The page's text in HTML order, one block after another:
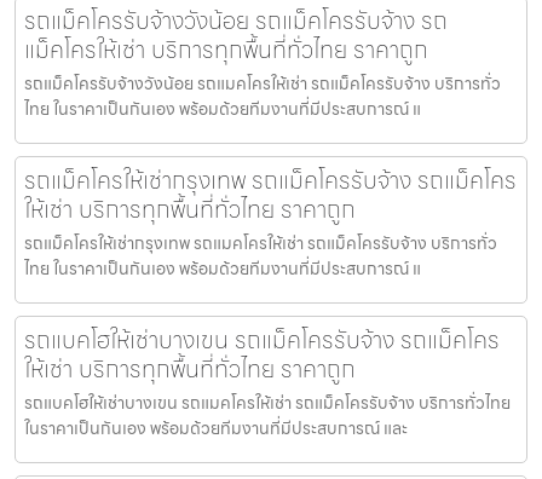
รถแม็คโครรับจ้างวังน้อย รถแม็คโครรับจ้าง รถ
แม็คโครให้เช่า บริการทุกพื้นที่ทั่วไทย ราคาถูก
รถแม็คโครรับจ้างวังน้อย รถแมคโครให้เช่า รถแม็คโครรับจ้าง บริการทั่ว
ไทย ในราคาเป็นกันเอง พร้อมด้วยทีมงานที่มีประสบการณ์ แ
รถแม็คโครให้เช่ากรุงเทพ รถแม็คโครรับจ้าง รถแม็คโคร
ให้เช่า บริการทุกพื้นที่ทั่วไทย ราคาถูก
รถแม็คโครให้เช่ากรุงเทพ รถแมคโครให้เช่า รถแม็คโครรับจ้าง บริการทั่ว
ไทย ในราคาเป็นกันเอง พร้อมด้วยทีมงานที่มีประสบการณ์ แ
รถแบคโฮให้เช่าบางเขน รถแม็คโครรับจ้าง รถแม็คโคร
ให้เช่า บริการทุกพื้นที่ทั่วไทย ราคาถูก
รถแบคโฮให้เช่าบางเขน รถแมคโครให้เช่า รถแม็คโครรับจ้าง บริการทั่วไทย
ในราคาเป็นกันเอง พร้อมด้วยทีมงานที่มีประสบการณ์ และ